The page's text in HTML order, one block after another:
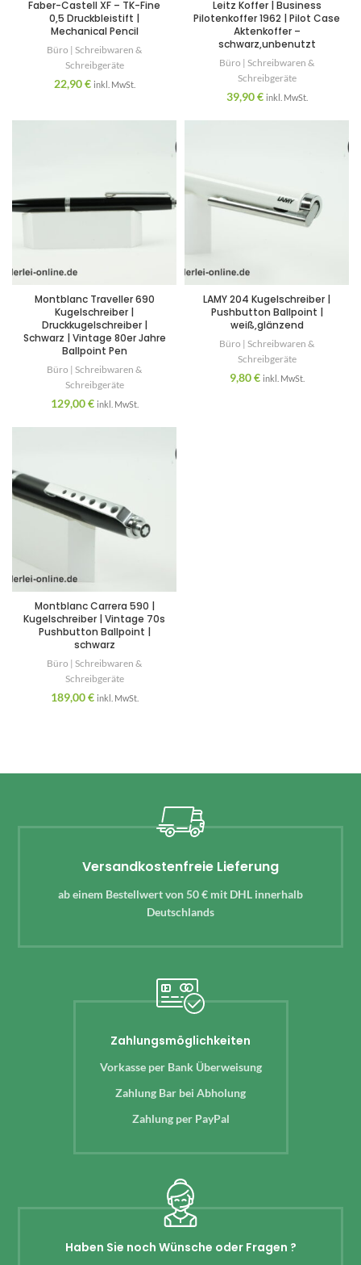
Faber-Castell XF – TK-Fine
0,5 Druckbleistift |
Mechanical Pencil
Büro | Schreibwaren &
Schreibgeräte
22,90€ inkl. MwSt.
Leitz Koffer | Business
Pilotenkoffer 1962 | Pilot Case
Aktenkoffer –
schwarz,unbenutzt
Büro | Schreibwaren &
Schreibgeräte
39,90€ inkl. MwSt.
Montblanc Traveller 690
Kugelschreiber |
Druckkugelschreiber |
Schwarz | Vintage 80er Jahre
Ballpoint Pen
Büro | Schreibwaren &
Schreibgeräte
129,00€ inkl. MwSt.
LAMY 204 Kugelschreiber |
Pushbutton Ballpoint |
weiß,glänzend
Büro | Schreibwaren &
Schreibgeräte
9,80€ inkl. MwSt.
Montblanc Carrera 590 |
Kugelschreiber | Vintage 70s
Pushbutton Ballpoint |
schwarz
Büro | Schreibwaren &
Schreibgeräte
189,00€ inkl. MwSt.
Versandkostenfreie Lieferung
ab einem Bestellwert von 50 € mit DHL innerhalb
Deutschlands
Zahlungsmöglichkeiten
Vorkasse per Bank Überweisung
Zahlung Bar bei Abholung
Zahlung per PayPal
Haben Sie noch Wünsche oder Fragen ?